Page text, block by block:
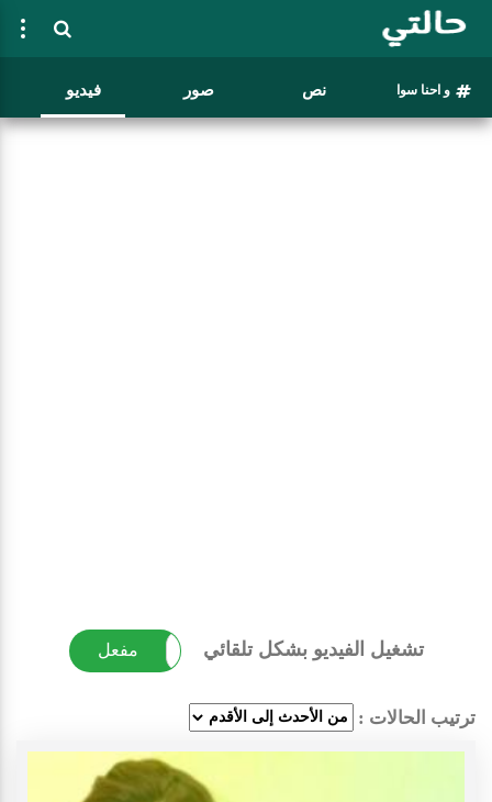
و احنا سوا نص صور فيديو
تشغيل الفيديو بشكل تلقائي مفعل غير مفعل
ترتيب الحالات :